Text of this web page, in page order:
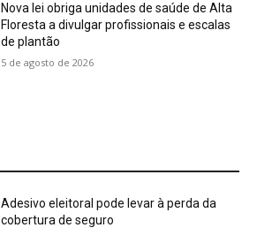
Nova lei obriga unidades de saúde de Alta
Floresta a divulgar profissionais e escalas
de plantão
5 de agosto de 2026
Adesivo eleitoral pode levar à perda da
cobertura de seguro